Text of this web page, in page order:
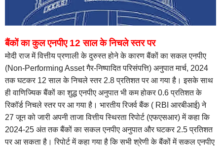
बैंकों का कुल एनपीए 12 साल के निचले स्तर पर
मोदी राज में वित्तीय प्रणाली के दुरुस्त होने के कारण बैंकों का सकल एनपीए
(Non-Performing Asset गैर-निष्पादित परिसंपत्ति) अनुपात मार्च, 2024
तक घटकर 12 साल के निचले स्तर 2.8 प्रतिशत पर आ गया है। इसके साथ
ही वाणिज्यिक बैंकों का शुद्ध एनपीए अनुपात भी कम होकर 0.6 प्रतिशत के
रिकॉर्ड निचले स्तर पर आ गया है। भारतीय रिजर्व बैंक ( RBI आरबीआई) ने
27 जून को जारी अपनी ताजा वित्तीय स्थिरता रिपोर्ट (एफएसआर) में कहा कि
2024-25 अंत तक बैंकों का सकल एनपीए अनुपात और घटकर 2.5 प्रतिशत
पर आ सकता है। रिपोर्ट में कहा गया है कि सभी श्रेणी के बैंकों में सकल एनपीए